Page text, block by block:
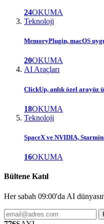
24OKUMA
Teknoloji
MemoryPlugin, macOS
20OKUMA
AI Araçları
ClickUp, anlık özel arayüz
18OKUMA
Teknoloji
SpaceX ve NVIDIA,
16OKUMA
Bültene Katıl
Her sabah 09:00'da AI